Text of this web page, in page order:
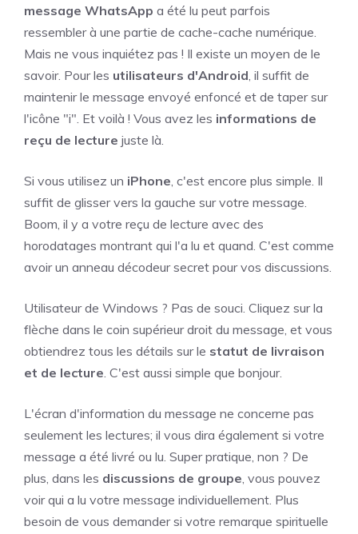
message WhatsApp a été lu peut parfois
ressembler à une partie de cache-cache numérique.
Mais ne vous inquiétez pas ! Il existe un moyen de le
savoir. Pour les utilisateurs d'Android, il suffit de
maintenir le message envoyé enfoncé et de taper sur
l'icône "i". Et voilà ! Vous avez les informations de
reçu de lecture juste là.
Si vous utilisez un iPhone, c'est encore plus simple. Il
suffit de glisser vers la gauche sur votre message.
Boom, il y a votre reçu de lecture avec des
horodatages montrant qui l'a lu et quand. C'est comme
avoir un anneau décodeur secret pour vos discussions.
Utilisateur de Windows ? Pas de souci. Cliquez sur la
flèche dans le coin supérieur droit du message, et vous
obtiendrez tous les détails sur le statut de livraison
et de lecture. C'est aussi simple que bonjour.
L'écran d'information du message ne concerne pas
seulement les lectures; il vous dira également si votre
message a été livré ou lu. Super pratique, non ? De
plus, dans les discussions de groupe, vous pouvez
voir qui a lu votre message individuellement. Plus
besoin de vous demander si votre remarque spirituelle